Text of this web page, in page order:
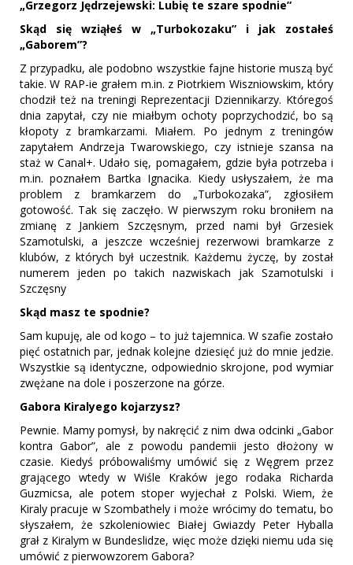
„Grzegorz Jędrzejewski: Lubię te szare spodnie”
Skąd się wziąłeś w „Turbokozaku” i jak zostałeś
„Gaborem”?
Z przypadku, ale podobno wszystkie fajne historie muszą być
takie. W RAP-ie grałem m.in. z Piotrkiem Wiszniowskim, który
chodził też na treningi Reprezentacji Dziennikarzy. Któregoś
dnia zapytał, czy nie miałbym ochoty poprzychodzić, bo są
kłopoty z bramkarzami. Miałem. Po jednym z treningów
zapytałem Andrzeja Twarowskiego, czy istnieje szansa na
staż w Canal+. Udało się, pomagałem, gdzie była potrzeba i
m.in. poznałem Bartka Ignacika. Kiedy usłyszałem, że ma
problem z bramkarzem do „Turbokozaka”, zgłosiłem
gotowość. Tak się zaczęło. W pierwszym roku broniłem na
zmianę z Jankiem Szczęsnym, przed nami był Grzesiek
Szamotulski, a jeszcze wcześniej rezerwowi bramkarze z
klubów, z których był uczestnik. Każdemu życzę, by został
numerem jeden po takich nazwiskach jak Szamotulski i
Szczęsny
Skąd masz te spodnie?
Sam kupuję, ale od kogo – to już tajemnica. W szafie zostało
pięć ostatnich par, jednak kolejne dziesięć już do mnie jedzie.
Wszystkie są identyczne, odpowiednio skrojone, pod wymiar
zwężane na dole i poszerzone na górze.
Gabora Kiralyego kojarzysz?
Pewnie. Mamy pomysł, by nakręcić z nim dwa odcinki „Gabor
kontra Gabor”, ale z powodu pandemii jesto dłożony w
czasie. Kiedyś próbowaliśmy umówić się z Węgrem przez
grającego wtedy w Wiśle Kraków jego rodaka Richarda
Guzmicsa, ale potem stoper wyjechał z Polski. Wiem, że
Kiraly pracuje w Szombathely i może wrócimy do tematu, bo
słyszałem, że szkoleniowiec Białej Gwiazdy Peter Hyballa
grał z Kiralym w Bundeslidze, więc może dzięki niemu uda się
umówić z pierwowzorem Gabora?